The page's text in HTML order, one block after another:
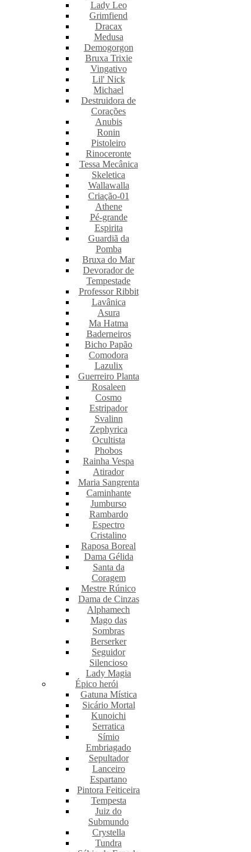
Lady Leo
Grimfiend
Dracax
Medusa
Demogorgon
Bruxa Trixie
Vingativo
Lil' Nick
Michael
Destruidora de
Corações
Anubis
Ronin
Pistoleiro
Rinoceronte
Tessa Mecânica
Skeletica
Wallawalla
Criação-01
Athene
Pé-grande
Espirita
Guardiã da
Pomba
Bruxa do Mar
Devorador de
Tempestade
Professor Ribbit
Lavânica
Asura
Ma Hatma
Baderneiros
Bicho Papão
Comodora
Lazulix
Guerreiro Planta
Rosaleen
Cosmo
Estripador
Svalinn
Zephyrica
Ocultista
Phobos
Rainha Vespa
Atirador
Maria Sangrenta
Caminhante
Jumburso
Rambardo
Espectro
Cristalino
Raposa Boreal
Dama Gélida
Santa da
Coragem
Mestre Rúnico
Dama de Cinzas
Alphamech
Mago das
Sombras
Berserker
Seguidor
Silencioso
Lady Magia
Épico herói
Gatuna Mística
Sicário Mortal
Kunoichi
Serratica
Símio
Embriagado
Sepultador
Lanceiro
Espartano
Pintora Feiticeira
Tempesta
Juiz do
Submundo
Crystella
Tundra